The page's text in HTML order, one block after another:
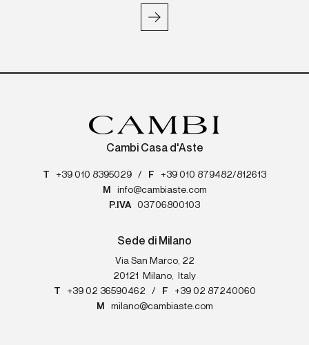
Cambi Casa d'Aste
T +39 010 8395029 / F
+39 010 879482/812613
M
info@cambiaste.com
P.IVA
03706800103
Sede di Milano
Via San Marco, 22
20121
Milano,
Italy
T
+39 02 36590462 / F
+39 02 87240060
M
milano@cambiaste.com